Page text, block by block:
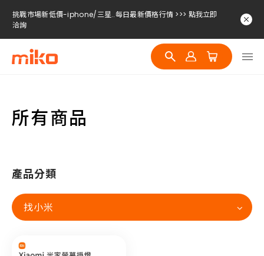
挑戰市場新低價-iphone/三星..每日最新價格行情 >>> 點我立即
洽詢
挑戰市場新低價-iphone/三星..每日最新價格行情 >>> 點我立即
洽詢
挑戰市場新低價-iphone/三星..每日最新價格行情 >>> 點我立即
所有商品
產品分類
找小米